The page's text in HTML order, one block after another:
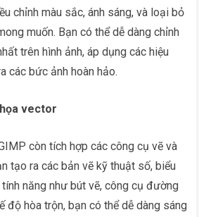
chỉnh màu sắc, ánh sáng, và loại bỏ
muốn. Bạn có thể dễ dàng chỉnh
trên hình ảnh, áp dụng các hiệu
các bức ảnh hoàn hảo.
vector
còn tích hợp các công cụ vẽ và
tạo ra các bản vẽ kỹ thuật số, biểu
năng như bút vẽ, công cụ đường
độ hòa trộn, bạn có thể dễ dàng sáng